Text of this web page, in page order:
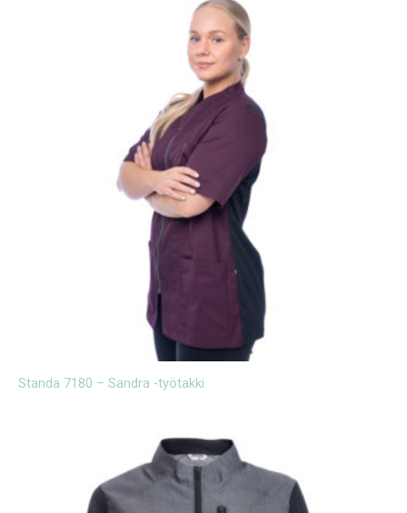
Standa 7180 – Sandra -työtakki